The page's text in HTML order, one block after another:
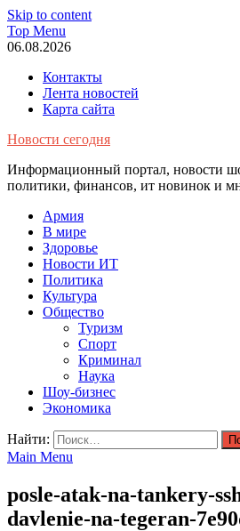
Skip to content
Top Menu
06.08.2026
Контакты
Лента новостей
Карта сайта
Новости сегодня
Информационный портал, новости
политики, финансов, ит новинок и
Армия
В мире
Здоровье
Новости ИТ
Политика
Культура
Общество
Туризм
Спорт
Криминал
Наука
Шоу-бизнес
Экономика
Найти:
Main Menu
posle-atak-na-tankery-
davlenie-na-tegeran-